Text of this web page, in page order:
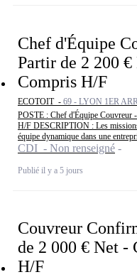
Chef d'Équipe
Partir de 2 200
Compris H/F
ECOTOIT - 69 - LYON 1ER
POSTE : Chef d'Équipe Couvreur
H/F DESCRIPTION : Les
équipe dynamique dans une
CDI - Non renseigné
Publié il y a 5 jours
Couvreur
de 2 000 € Net -
H/F